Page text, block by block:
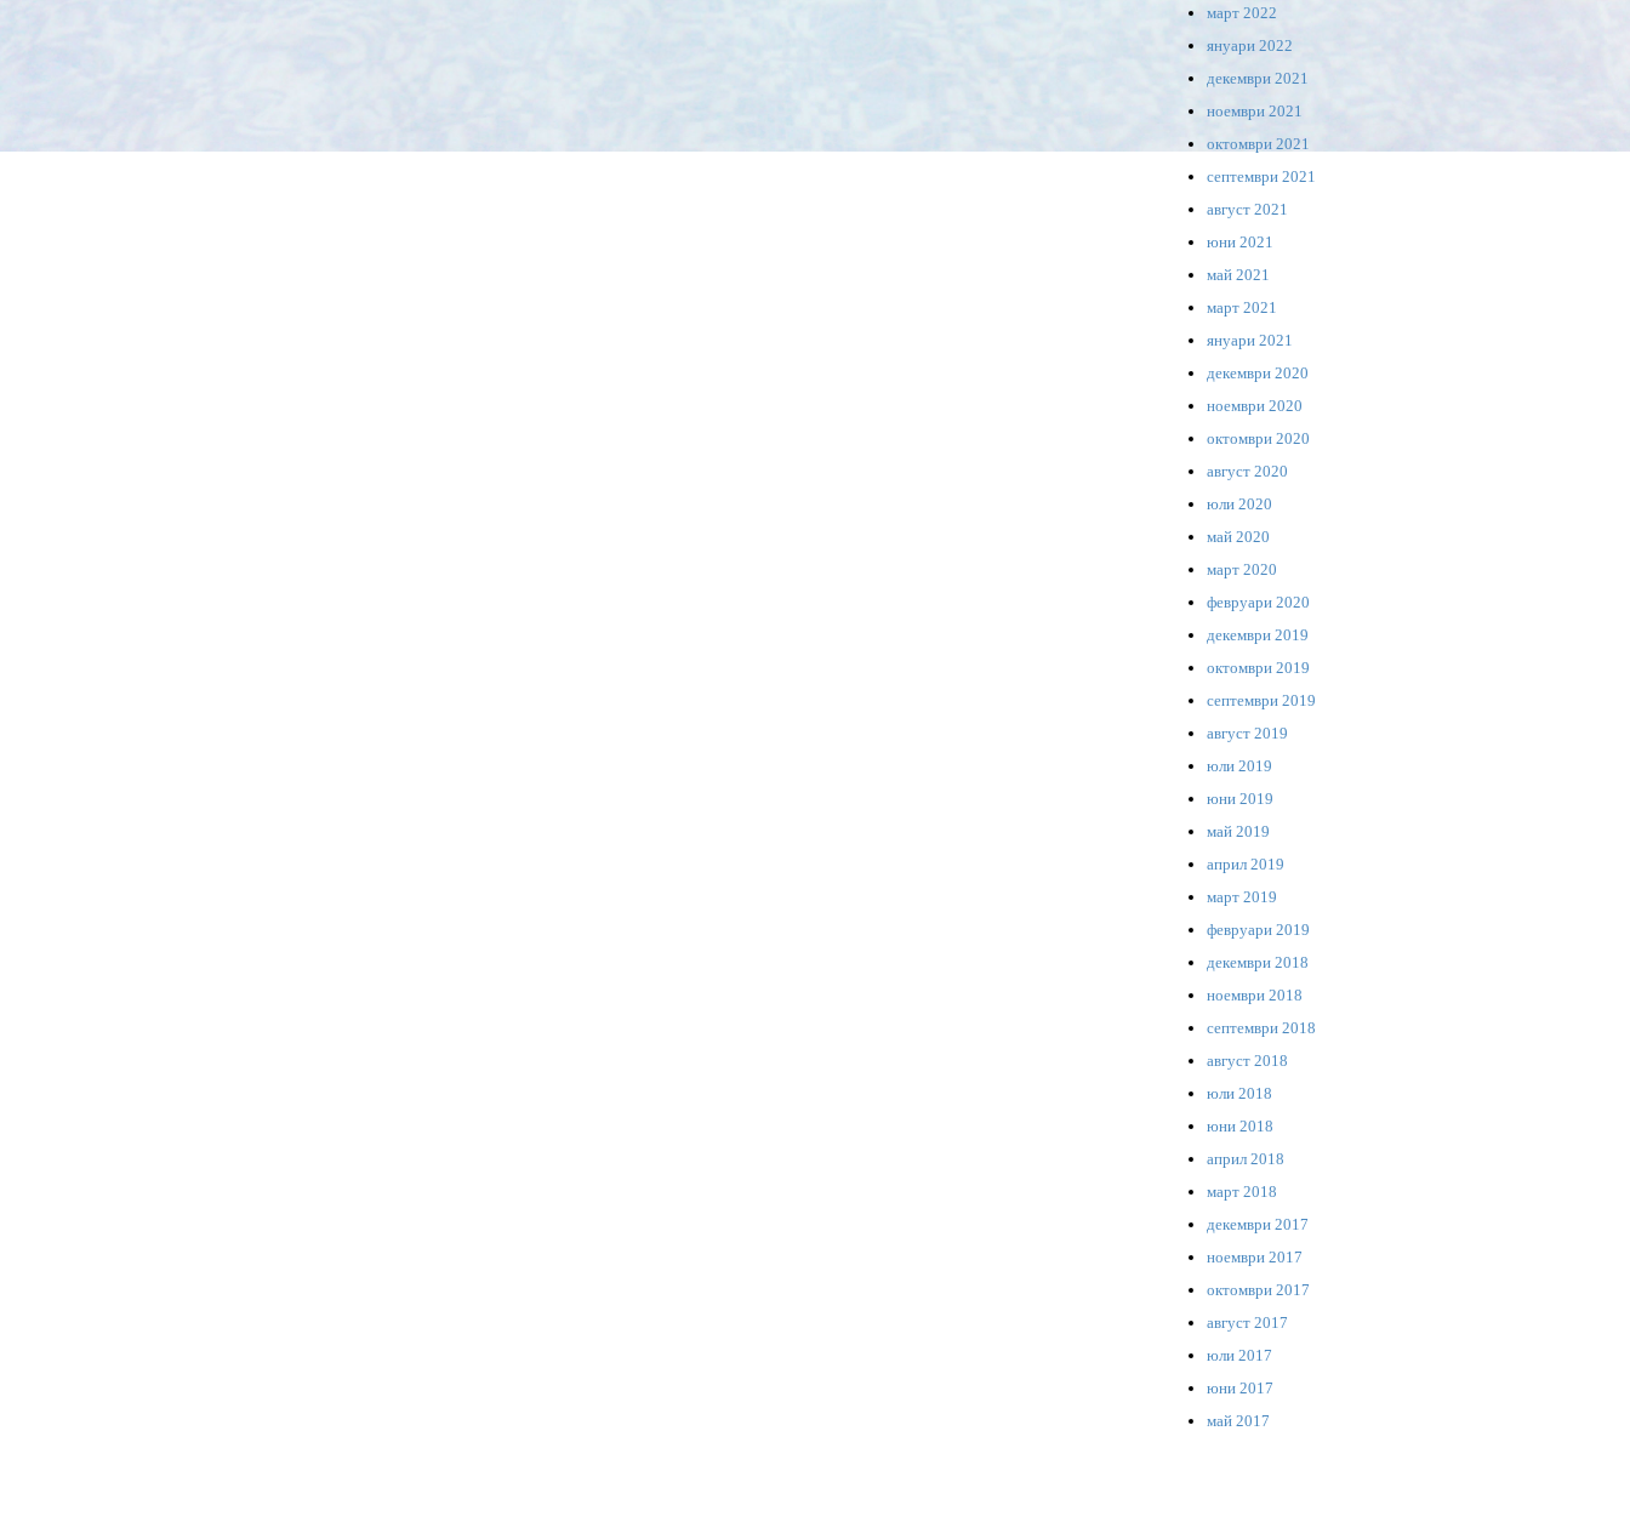
март 2022
януари 2022
декември 2021
ноември 2021
октомври 2021
септември 2021
август 2021
юни 2021
май 2021
март 2021
януари 2021
декември 2020
ноември 2020
октомври 2020
август 2020
юли 2020
май 2020
март 2020
февруари 2020
декември 2019
октомври 2019
септември 2019
август 2019
юли 2019
юни 2019
май 2019
април 2019
март 2019
февруари 2019
декември 2018
ноември 2018
септември 2018
август 2018
юли 2018
юни 2018
април 2018
март 2018
декември 2017
ноември 2017
октомври 2017
август 2017
юли 2017
юни 2017
май 2017